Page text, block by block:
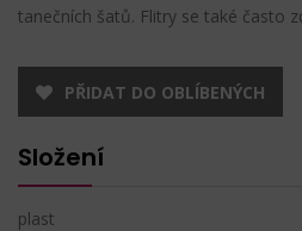
tanečních šatů. Flitry se také často
PŘIDAT DO OBLÍBENÝCH
Složení
plast